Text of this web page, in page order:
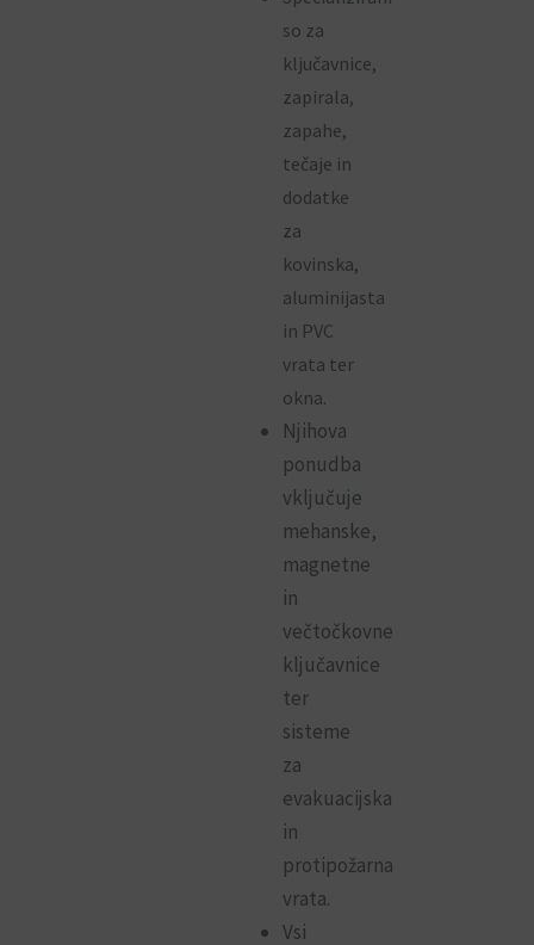
so za
ključavnice,
zapirala,
zapahe,
tečaje in
dodatke
za
kovinska,
aluminijasta
in PVC
vrata ter
okna.
Njihova
ponudba
vključuje
mehanske,
magnetne
in
večtočkovne
ključavnice
ter
sisteme
za
evakuacijska
in
protipožarna
vrata.
Vsi